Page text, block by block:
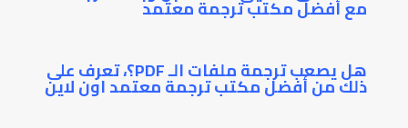
مع أفضل مكتب ترجمة معتمد
هل يصعب ترجمة ملفات الـ PDF؟، تعرف على
ذلك من أفضل مكتب ترجمة معتمد اون لاين